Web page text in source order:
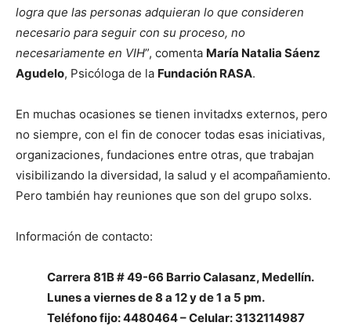
logra que las personas adquieran lo que consideren
necesario para seguir con su proceso, no
necesariamente en VIH”, comenta María Natalia Sáenz
Agudelo, Psicóloga de la Fundación RASA.
En muchas ocasiones se tienen invitadxs externos, pero
no siempre, con el fin de conocer todas esas iniciativas,
organizaciones, fundaciones entre otras, que trabajan
visibilizando la diversidad, la salud y el acompañamiento.
Pero también hay reuniones que son del grupo solxs.
Información de contacto:
Carrera 81B # 49-66 Barrio Calasanz, Medellín.
Lunes a viernes de 8 a 12 y de 1 a 5 pm.
Teléfono fijo: 4480464 – Celular: 3132114987